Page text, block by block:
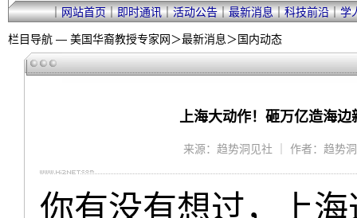
｜网站首页｜即时通讯｜活动公告｜最新消息｜科技前沿｜学
栏目导航 — 美国华裔教授专家网＞最新消息＞国内动态
上海大动作！砸万亿造海
来源：趋势洞见社 ｜ 作者：趋势
你有没有想过，上海